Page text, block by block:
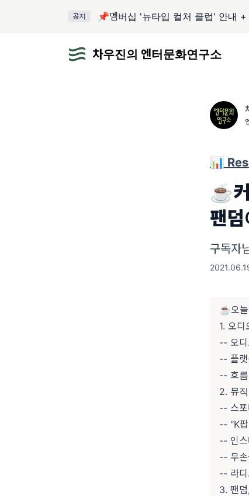
공지 📌멤버십 '뉴타입 컬처 클럽' 안내
차우진의 엔터문화연구소
📊
☕
팬
구독자
☕오
1. 오
-- 오
-- 플
-- 흐
2. 뮤
-- 스포
-- "K
-- 인스
-- 무손
-- 라디
3. 팬